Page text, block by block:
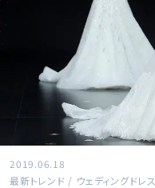
2019.06.18
最新トレンド / ウェディングドレス